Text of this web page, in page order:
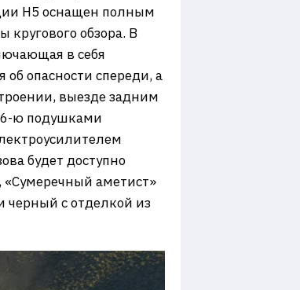
H5 оснащен полным
обзора. В
в себя
опасности спереди, а
выезде задним
6-ю подушками
будет доступно
аметист»
черный с отделкой из